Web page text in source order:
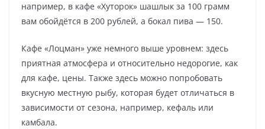
например, в кафе «Хуторок» шашлык за 100 грамм
вам обойдётся в 200 рублей, а бокал пива — 150.
Кафе «Лоцман» уже немного выше уровнем: здесь
приятная атмосфера и относительно недорогие, как
для кафе, цены. Также здесь можно попробовать
вкусную местную рыбу, которая будет отличаться в
зависимости от сезона, например, кефаль или
камбала.